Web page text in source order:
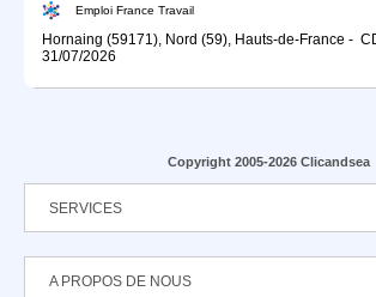
Emploi France Travail
Hornaing (59171), Nord (59), Hauts-de-France -
31/07/2026
Copyright 2005-2026 Clicandsea
SERVICES
A PROPOS DE NOUS